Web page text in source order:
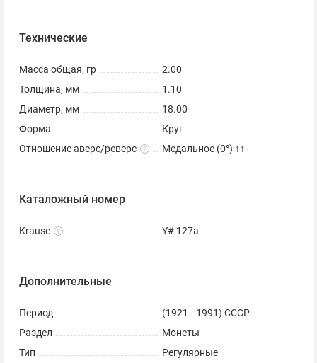
Технические
Масса общая, гр
2.00
Толщина, мм
1.10
Диаметр, мм
18.00
Форма
Круг
Отношение аверс/реверс
Медальное (0°) ↑↑
Каталожный номер
Krause Y# 127a
Дополнительные
Период
(1921—1991) СССР
Раздел
Монеты
Тип
Регулярные